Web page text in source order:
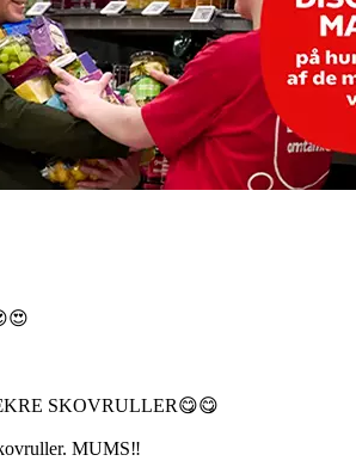
SKOVRULLER😋😋
MUMS‼️